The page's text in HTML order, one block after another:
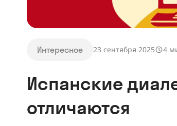
Интересное 23 сентября 2025 4
Испанские
отличаются